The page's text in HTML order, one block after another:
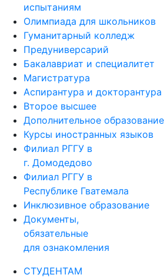
испытаниям
Олимпиада для школьников
Гуманитарный колледж
Предуниверсарий
Бакалавриат и специалитет
Магистратура
Аспирантура и докторантура
Второе высшее
Дополнительное образование
Курсы иностранных языков
Филиал РГГУ в
г. Домодедово
Филиал РГГУ в
Республике Гватемала
Инклюзивное образование
Документы,
обязательные
для ознакомления
СТУДЕНТАМ